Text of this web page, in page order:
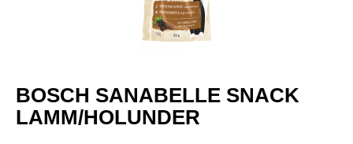
BOSCH SANABELLE SNACK
LAMM/HOLUNDER